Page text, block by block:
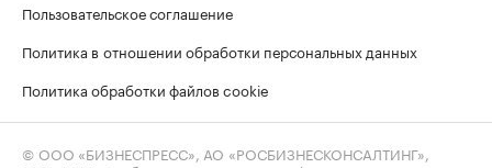
Пользовательское соглашение
Политика в отношении обработки персональных данных
Политика обработки файлов cookie
© ООО «БИЗНЕСПРЕСС», АО «РОСБИЗНЕСКОНСАЛТИНГ»,